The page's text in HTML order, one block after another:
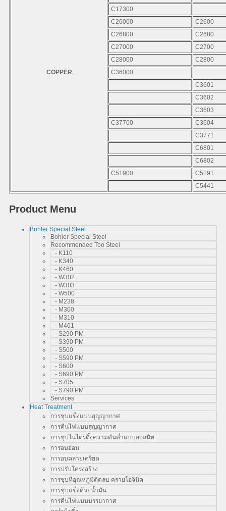
COPPER
C17300
C26000
C2600
C26800
C2680
C27000
C2700
C28000
C2800
C36000
C3601
C3602
C3603
C37700
C3604
C3771
C6801
C6802
C51900
C5191
C5441
Product Menu
Bohler Special Steel
Bohler Special Steel
Recommended Too Steel
- K110
- K340
- K460
- W302
- W303
- W500
- M238
- M300
- M310
- M461
- S290 PM
- S390 PM
- S500
- S590 PM
- S600
- S690 PM
- S705
- S790 PM
Services
Heat Treatment
การชุบแข็งแบบสุญญากาศ
การคืนไฟแบบสุญญากาศ
การชุบไนไตรดิ้งความดันต่ำแบบออลนิท
การอบอ่อน
การอบคลายเครียด
การปรับโครงสร้าง
การชุบที่อุณหภูมิติดลบ ครายโอจินิค
การชุบแข็งด้วยน้ำมัน
การคืนไฟแบบบรรยากาศ